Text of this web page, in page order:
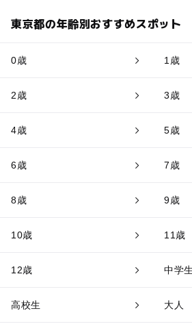
東京都の年齢別おすすめスポット
0歳 1歳
2歳 3歳
4歳 5歳
6歳 7歳
8歳 9歳
10歳 11歳
12歳 中学生
高校生 大人